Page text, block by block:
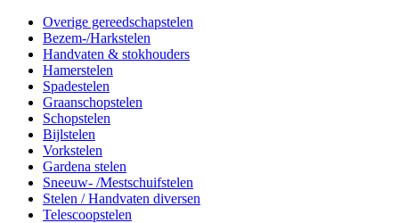
Overige gereedschapstelen
Bezem-/Harkstelen
Handvaten & stokhouders
Hamerstelen
Spadestelen
Graanschopstelen
Schopstelen
Bijlstelen
Vorkstelen
Gardena stelen
Sneeuw- /Mestschuifstelen
Stelen / Handvaten diversen
Telescoopstelen